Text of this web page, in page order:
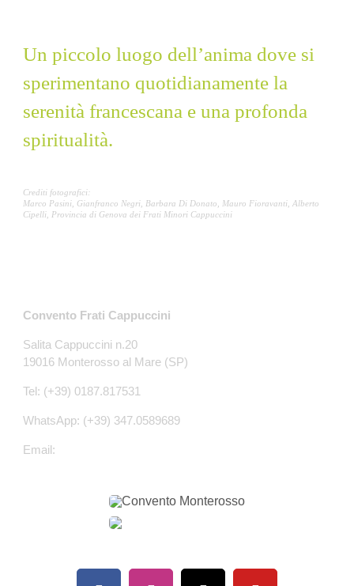
Un piccolo luogo dell’anima dove si
sperimentano quotidianamente la
serenità francescana e una profonda
spiritualità.
Crediti fotografici:
Marco Pasini, Gianfranco Negri, Barbara Di Donato, Mauro Fioravanti, Alberto
Cipelli, Provincia di Genova dei Frati Minori Cappuccini
Convento Frati Cappuccini
Salita Cappuccini n.20
19016 Monterosso al Mare (SP)
Tel: (+39) 0187.817531
WhatsApp: (+39) 347.0589689
Email: